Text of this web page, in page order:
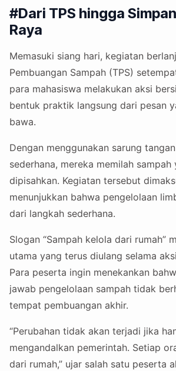
#Dari TPS hingga
Raya
Memasuki siang hari, kegiatan
Pembuangan Sampah (TPS)
para mahasiswa melakukan aksi
bentuk praktik langsung dari pesan
bawa.
Dengan menggunakan sarung
sederhana, mereka memilah
dipisahkan. Kegiatan tersebut
menunjukkan bahwa pengelolaan
dari langkah sederhana.
Slogan “Sampah kelola dari rumah”
utama yang terus diulang selama
Para peserta ingin menekankan
jawab pengelolaan sampah tidak
tempat pembuangan akhir.
“Perubahan tidak akan terjadi jika
mengandalkan pemerintah. Setiap
dari rumah,” ujar salah satu peserta